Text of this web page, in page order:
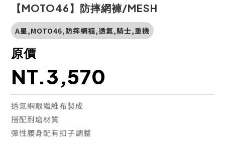
【MOTO46】防摔網褲/MESH
A星,MOTO46,防摔網褲,透氣,騎士,重機
原價
NT.3,570
透氣網眼纖維布製成
搭配耐磨材質
彈性腰身配有扣子調整